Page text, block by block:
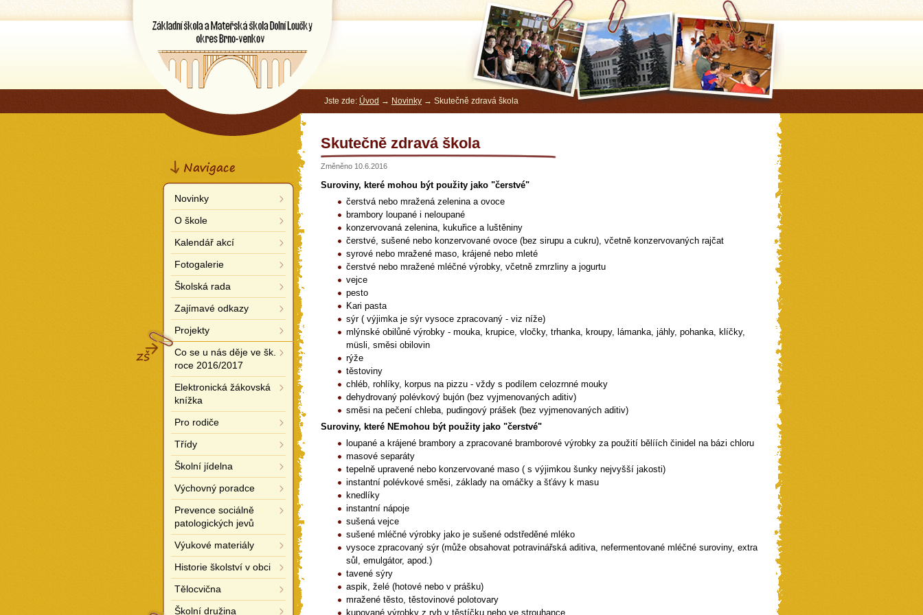
Dolní Loučky
okres Brno-venkov
Jste zde: Úvod → Novinky → Skutečně zdravá škola
Skutečně zdravá škola
Změněno 10.6.2016
Suroviny, které mohou být použity jako "čerstvé"
čerstvá nebo mražená zelenina a ovoce
brambory loupané i neloupané
konzervovaná zelenina, kukuřice a luštěniny
čerstvé, sušené nebo konzervované ovoce (bez sirupu a cukru), včetně konzervovaných rajčat
syrové nebo mražené maso, krájené nebo mleté
čerstvé nebo mražené mléčné výrobky, včetně zmrzliny a jogurtu
vejce
pesto
Kari pasta
sýr ( výjimka je sýr vysoce zpracovaný - viz níže)
mlýnské obilůné výrobky - mouka, krupice, vločky, trhanka, kroupy, lámanka, jáhly, pohanka, klíčky,
müsli, směsi obilovin
rýže
těstoviny
chléb, rohlíky, korpus na pizzu - vždy s podílem celozrnné mouky
dehydrovaný polévkový bujón (bez vyjmenovaných aditiv)
směsi na pečení chleba, pudingový prášek (bez vyjmenovaných aditiv)
Suroviny, které NEmohou být použity jako "čerstvé"
loupané a krájené brambory a zpracované bramborové výrobky za použití bělíích činidel na bázi chloru
masové separáty
tepelně upravené nebo konzervované maso ( s výjimkou šunky nejvyšší jakosti)
instantní polévkové směsi, základy na omáčky a šťávy k masu
knedlíky
instantní nápoje
sušená vejce
sušené mléčné výrobky jako je sušené odstředěné mléko
vysoce zpracovaný sýr (může obsahovat potravinářská aditiva, nefermentované mléčné suroviny, extra
sůl, emulgátor, apod.)
tavené sýry
aspik, želé (hotové nebo v prášku)
mražené těsto, těstovinové polotovary
kupované výrobky z ryb v těstíčku nebo ve strouhance
Navigace
Novinky
O škole
Kalendář akcí
Fotogalerie
Školská rada
Zajímavé odkazy
Projekty
Co se u nás děje ve šk.
roce 2016/2017
Elektronická žákovská
knížka
Pro rodiče
Třídy
Školní jídelna
Výchovný poradce
Prevence sociálně
patologických jevů
Výukové materiály
Historie školství v obci
Tělocvična
Školní družina